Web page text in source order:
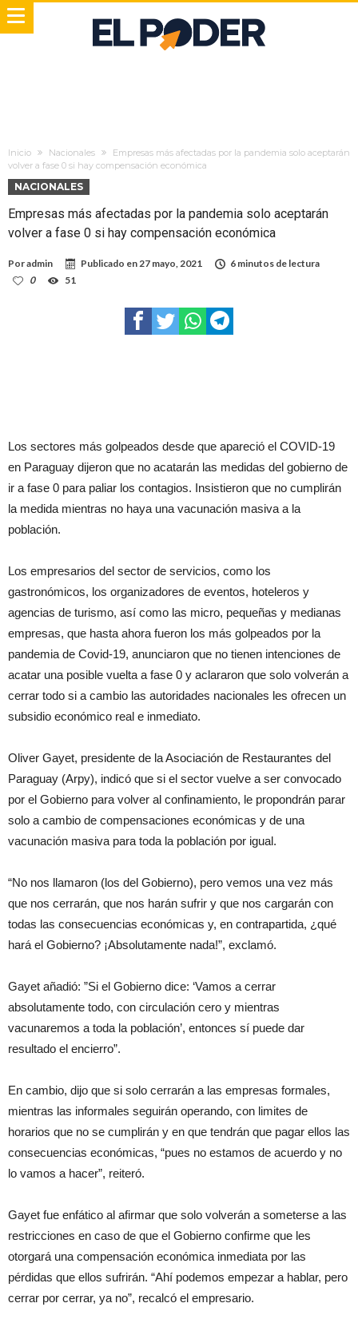
Inicio Nacionales
Empresas más afectadas por la pandemia solo aceptarán
volver a fase 0 si hay compensación económica
NACIONALES
Empresas más afectadas por la pandemia solo aceptarán
volver a fase 0 si hay compensación económica
Poradmin Publicado en27 mayo, 2021
6 minutos de lectura
0
51
Los sectores más golpeados desde que apareció el COVID-19
en Paraguay dijeron que no acatarán las medidas del gobierno de
ir a fase 0 para paliar los contagios. Insistieron que no cumplirán
la medida mientras no haya una vacunación masiva a la
población.
Los empresarios del sector de servicios, como los
gastronómicos, los organizadores de eventos, hoteleros y
agencias de turismo, así como las micro, pequeñas y medianas
empresas, que hasta ahora fueron los más golpeados por la
pandemia de Covid-19, anunciaron que no tienen intenciones de
acatar una posible vuelta a fase 0 y aclararon que solo volverán a
cerrar todo si a cambio las autoridades nacionales les ofrecen un
subsidio económico real e inmediato.
Oliver Gayet, presidente de la Asociación de Restaurantes del
Paraguay (Arpy), indicó que si el sector vuelve a ser convocado
por el Gobierno para volver al confinamiento, le propondrán parar
solo a cambio de compensaciones económicas y de una
vacunación masiva para toda la población por igual.
“No nos llamaron (los del Gobierno), pero vemos una vez más
que nos cerrarán, que nos harán sufrir y que nos cargarán con
todas las consecuencias económicas y, en contrapartida, ¿qué
hará el Gobierno? ¡Absolutamente nada!”, exclamó.
Gayet añadió: ”Si el Gobierno dice: ‘Vamos a cerrar
absolutamente todo, con circulación cero y mientras
vacunaremos a toda la población’, entonces sí puede dar
resultado el encierro”.
En cambio, dijo que si solo cerrarán a las empresas formales,
mientras las informales seguirán operando, con limites de
horarios que no se cumplirán y en que tendrán que pagar ellos las
consecuencias económicas, “pues no estamos de acuerdo y no
lo vamos a hacer”, reiteró.
Gayet fue enfático al afirmar que solo volverán a someterse a las
restricciones en caso de que el Gobierno confirme que les
otorgará una compensación económica inmediata por las
pérdidas que ellos sufrirán. “Ahí podemos empezar a hablar, pero
cerrar por cerrar, ya no”, recalcó el empresario.